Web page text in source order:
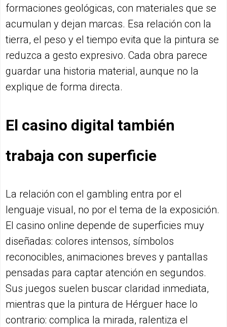
formaciones geológicas, con materiales que se
acumulan y dejan marcas. Esa relación con la
tierra, el peso y el tiempo evita que la pintura se
reduzca a gesto expresivo. Cada obra parece
guardar una historia material, aunque no la
explique de forma directa.
El casino digital también
trabaja con superficie
La relación con el gambling entra por el
lenguaje visual, no por el tema de la exposición.
El casino online depende de superficies muy
diseñadas: colores intensos, símbolos
reconocibles, animaciones breves y pantallas
pensadas para captar atención en segundos.
Sus juegos suelen buscar claridad inmediata,
mientras que la pintura de Hérguer hace lo
contrario: complica la mirada, ralentiza el